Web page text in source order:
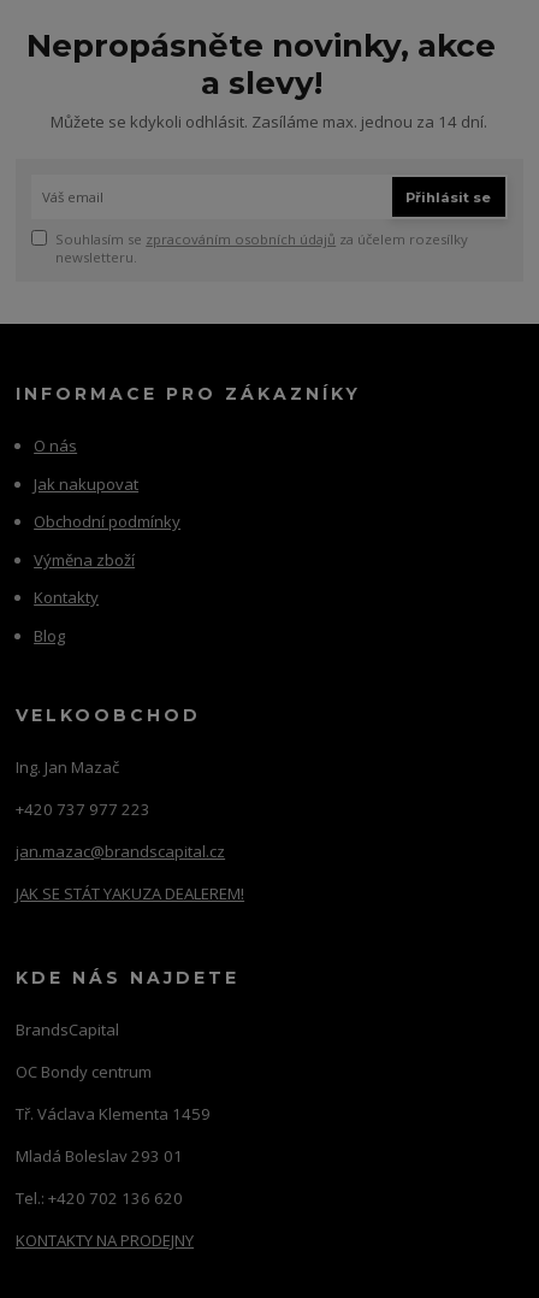
Nepropásněte novinky, akce
a slevy!
Můžete se kdykoli odhlásit. Zasíláme max. jednou za 14 dní.
Přihlásit se
Souhlasím se zpracováním osobních údajů za účelem rozesílky
newsletteru.
INFORMACE PRO ZÁKAZNÍKY
O nás
Jak nakupovat
Obchodní podmínky
Výměna zboží
Kontakty
Blog
VELKOOBCHOD
Ing. Jan Mazač
+420 737 977 223
jan.mazac@brandscapital.cz
JAK SE STÁT YAKUZA DEALEREM!
KDE NÁS NAJDETE
BrandsCapital
OC Bondy centrum
Tř. Václava Klementa 1459
Mladá Boleslav 293 01
Tel.: +420 702 136 620
KONTAKTY NA PRODEJNY